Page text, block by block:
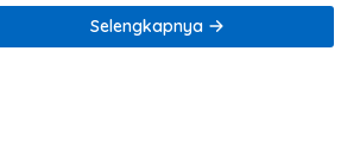
Lumbirejo
Tata Kelola
Tambang Nikel
Selengkapnya